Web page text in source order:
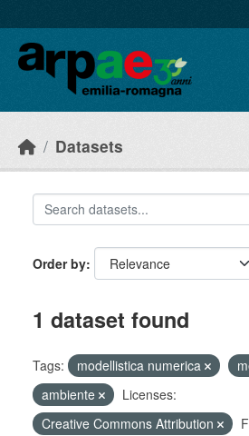
Datasets
Order by
1 dataset found
Tags: modellistica numerica
ambiente
Licenses:
Creative Commons Attribution